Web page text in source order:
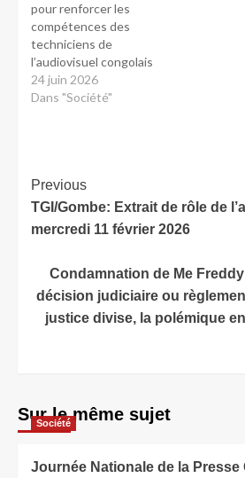
pour renforcer les
compétences des
techniciens de
l’audiovisuel congolais
24 juin 2026
Dans "Société"
Previous
TGI/Gombe: Extrait de rôle de
mercredi 11 février 2026
Condamnation de Me
décision judiciaire ou
justice divise, la polémique
Sur le même sujet
Société
Journée Nationale de la Presse